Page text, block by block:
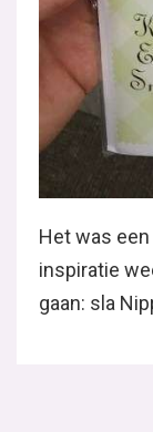
Het was
inspiratie
gaan: sla